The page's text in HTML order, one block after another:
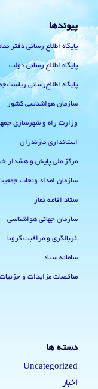
پیوندها
پایگاه اطلاع رسانی دفتر
پایگاه اطلاع رسانی دولت
پایگاه اطلاع‌رسانی
سازمان هواشناسی کشور
وزارت راه و شهرسازی
استانداری مازندران
مرکز ملی پایش و هشدار
سازمان امداد ونجات
ستاد اقامه نماز
سازمان جهانی هواشناسی
غربالگری و مراقبت کرونا
سامانه ستاد
مناقصات مزایدات و
دسته ها
Uncategorized
اخبار